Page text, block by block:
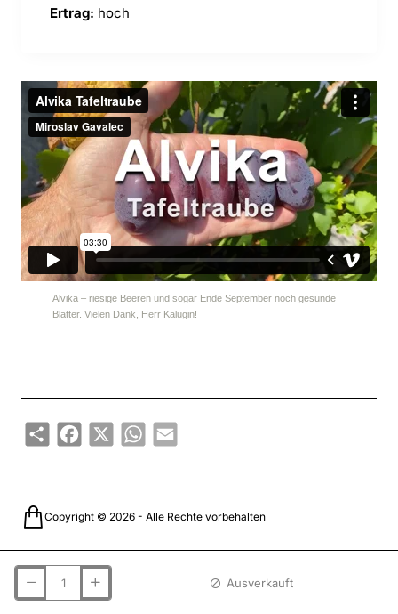
Ausverkauft
Ertrag: hoch
Alvika – riesige Beeren und sogar Ende September noch gesunde
Blätter. Vielen Dank, Herr Kalugin!
ShareFacebook
X WhatsApp
Email
Copyright © 2026 - Alle Rechte vorbehalten